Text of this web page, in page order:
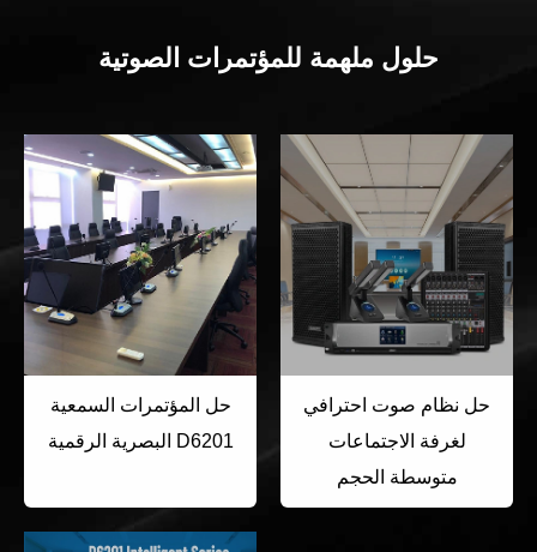
حلول ملهمة للمؤتمرات الصوتية
حل المؤتمرات السمعية
البصرية الرقمية D6201
حل نظام صوت احترافي
لغرفة الاجتماعات
متوسطة الحجم